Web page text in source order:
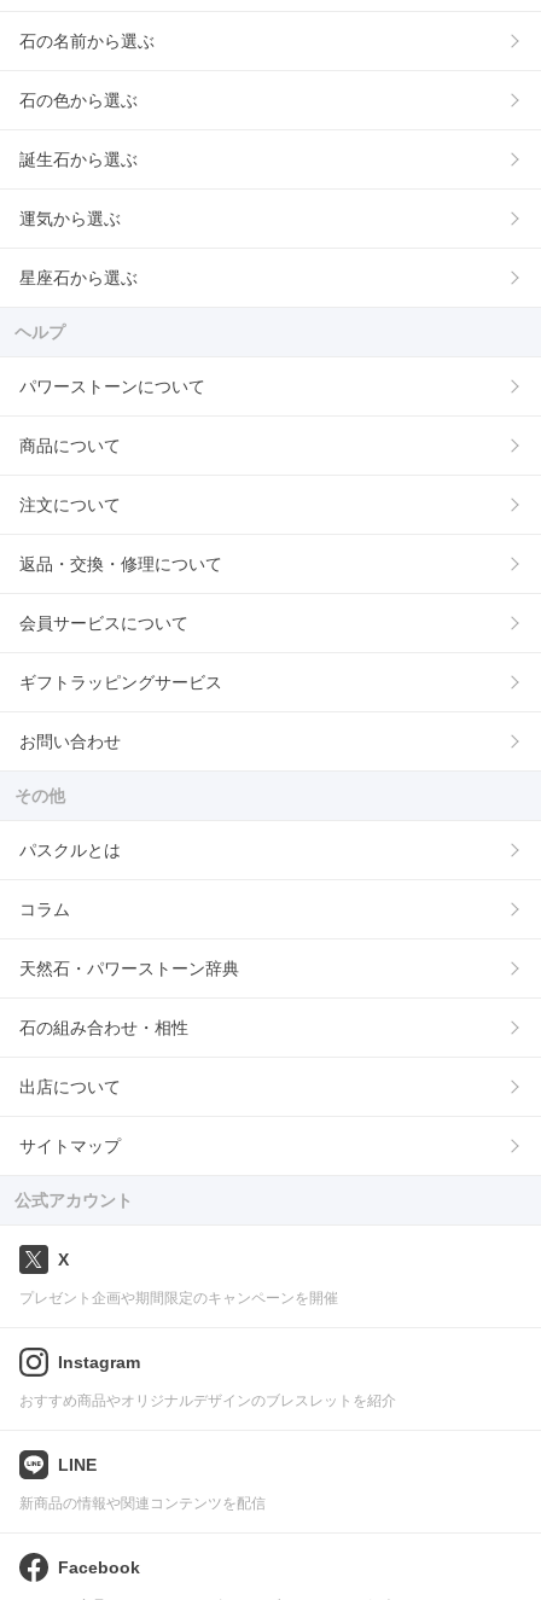
石の名前から選ぶ
石の色から選ぶ
誕生石から選ぶ
運気から選ぶ
星座石から選ぶ
ヘルプ
パワーストーンについて
商品について
注文について
返品・交換・修理について
会員サービスについて
ギフトラッピングサービス
お問い合わせ
その他
パスクルとは
コラム
天然石・パワーストーン辞典
石の組み合わせ・相性
出店について
サイトマップ
公式アカウント
X
プレゼント企画や期間限定のキャンペーンを開催
Instagram
おすすめ商品やオリジナルデザインのブレスレットを紹介
LINE
新商品の情報や関連コンテンツを配信
Facebook